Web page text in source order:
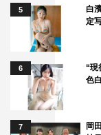
5
白
定
6
“現
色
7
岡